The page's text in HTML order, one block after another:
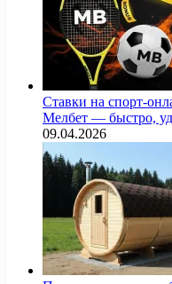
Ставки на спорт-
Мелбет — быстро,
09.04.2026